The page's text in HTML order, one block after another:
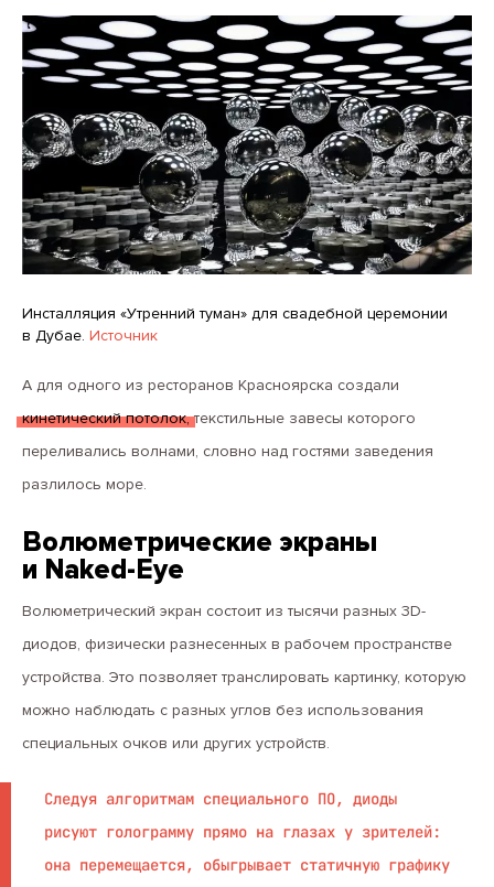
Инсталляция «Утренний туман» для свадебной церемонии
в Дубае. Источник
А для одного из ресторанов Красноярска создали
кинетический потолок,текстильные завесы которого
переливались волнами, словно над гостями заведения
разлилось море.
Волюметрические экраны
и Naked-Eye
Волюметрический экран состоит из тысячи разных 3D-
диодов, физически разнесенных в рабочем пространстве
устройства. Это позволяет транслировать картинку, которую
можно наблюдать с разных углов без использования
специальных очков или других устройств.
Следуя алгоритмам специального ПО, диоды
рисуют голограмму прямо на глазах у зрителей:
она перемещается, обыгрывает статичную графику